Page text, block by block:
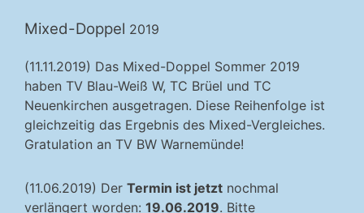
Mixed-Doppel 2019
(11.11.2019) Das Mixed-Doppel Sommer 2019
haben TV Blau-Weiß W, TC Brüel und TC
Neuenkirchen ausgetragen. Diese Reihenfolge ist
gleichzeitig das Ergebnis des Mixed-Vergleiches.
Gratulation an TV BW Warnemünde!
(11.06.2019) Der Termin ist jetzt nochmal
verlängert worden: 19.06.2019. Bitte